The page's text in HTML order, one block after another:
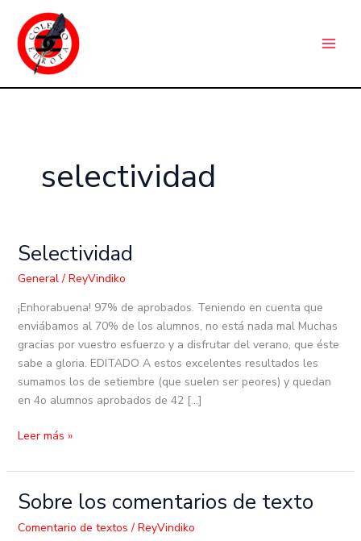
contenido
selectividad
Selectividad
General/ ReyVindiko
¡Enhorabuena! 97% de aprobados. Teniendo en cuenta que
enviábamos al 70% de los alumnos, no está nada mal Muchas
gracias por vuestro esfuerzo y a disfrutar del verano, que éste
sabe a gloria. EDITADO A estos excelentes resultados les
sumamos los de setiembre (que suelen ser peores) y quedan
en 4o alumnos aprobados de 42 […]
Selectividad
Leer más »
Sobre los comentarios de texto
Comentario de textos / ReyVindiko
Sobre
comentarios
a
t